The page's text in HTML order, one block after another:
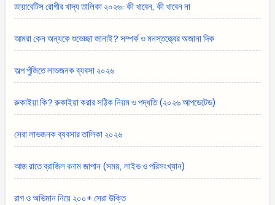
ডায়াবেটিস রোগীর খাদ্য তালিকা ২০২৬: কী খাবেন, কী খাবেন না
আমরা কেন অন্যকে শুভেচ্ছা জানাই? সম্পর্ক ও মনস্তত্ত্বের অজানা দিক
অল্প পুঁজিতে লাভজনক ব্যবসা ২০২৬
রুকাইয়া কি? রুকাইয়া করার সঠিক নিয়ম ও পদ্ধতি (২০২৬ আপডেটেড)
সেরা লাভজনক ব্যবসার তালিকা ২০২৬
আজ রাতে ব্রাজিল বনাম জাপান (সময়, লাইভ ও পরিসংখ্যান)
রাগ ও অভিমান নিয়ে ২০০+ সেরা উক্তি